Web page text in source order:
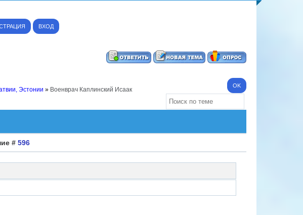
ВХОД
Эстонии » Военврач Каплинский Исаак
# 596